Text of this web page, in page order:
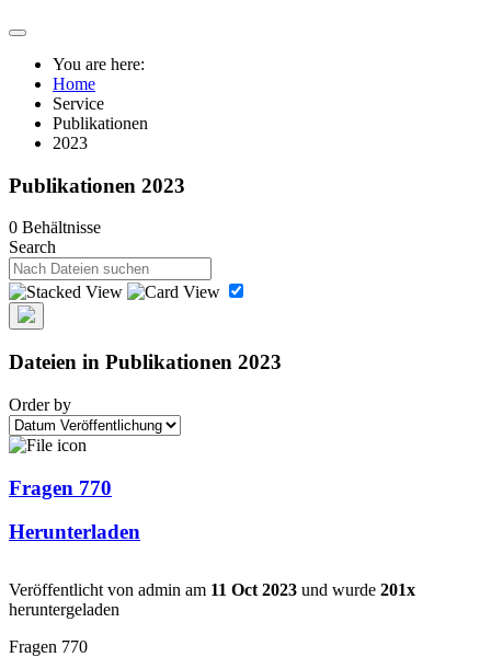
You are here:
Home
Service
Publikationen
2023
Publikationen 2023
0 Behältnisse
Search
Dateien in Publikationen 2023
Order by
Fragen 770
Herunterladen
Veröffentlicht von admin am 11 Oct 2023 und wurde 201x
heruntergeladen
Fragen 770